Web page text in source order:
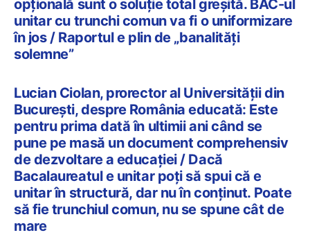
opțională sunt o soluție total greșită. BAC-ul
unitar cu trunchi comun va fi o uniformizare
în jos / Raportul e plin de „banalități
solemne”
Lucian Ciolan, prorector al Universității din
București, despre România educată: Este
pentru prima dată în ultimii ani când se
pune pe masă un document comprehensiv
de dezvoltare a educației / Dacă
Bacalaureatul e unitar poți să spui că e
unitar în structură, dar nu în conținut. Poate
să fie trunchiul comun, nu se spune cât de
mare